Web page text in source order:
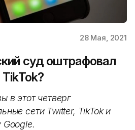
28 Мая, 2021
суд оштрафовал
в этот четверг
сети Twitter, TikTok и